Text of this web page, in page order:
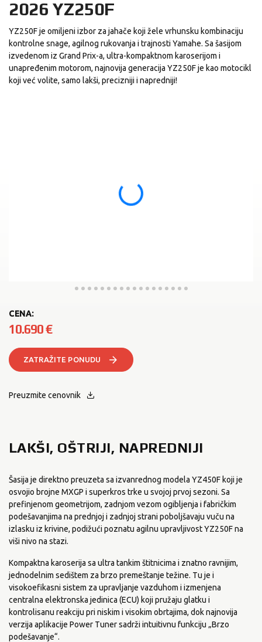
2026 YZ250F
YZ250F je omiljeni izbor za jahače koji žele vrhunsku kombinaciju
kontrolne snage, agilnog rukovanja i trajnosti Yamahe. Sa šasijom
izvedenom iz Grand Prix-a, ultra-kompaktnom karoserijom i
unapređenim motorom, najnovija generacija YZ250F je kao motocikl
koji već volite, samo lakši, precizniji i napredniji!
ZATRAŽITE PONUDU
Preuzmite cenovnik
CENA:
10.690€
LAKŠI, OŠTRIJI, NAPREDNIJI
Šasija je direktno preuzeta sa izvanrednog modela YZ450F koji je
osvojio brojne MXGP i superkros trke u svojoj prvoj sezoni. Sa
prefinjenom geometrijom, zadnjom vezom ogibljenja i fabričkim
podešavanjima na prednjoj i zadnjoj strani poboljšavaju vuču na
izlasku iz krivine, podižući poznatu agilnu upravljivost YZ250F na
viši nivo na stazi.
Kompaktna karoserija sa ultra tankim štitnicima i znatno ravnijim,
jednodelnim sedištem za brzo premeštanje težine. Tu je i
visokoefikasni sistem za upravljanje vazduhom i izmenjena
centralna elektronska jedinica (ECU) koji pružaju glatku i
kontrolisanu reakciju pri niskim i visokim obrtajima, dok najnovija
verzija aplikacije Power Tuner sadrži intuitivnu funkciju „Brzo
podešavanje“.